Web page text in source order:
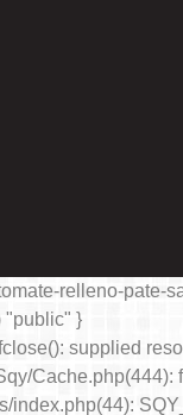
relleno-
"public" }
supplied
index.php(44):